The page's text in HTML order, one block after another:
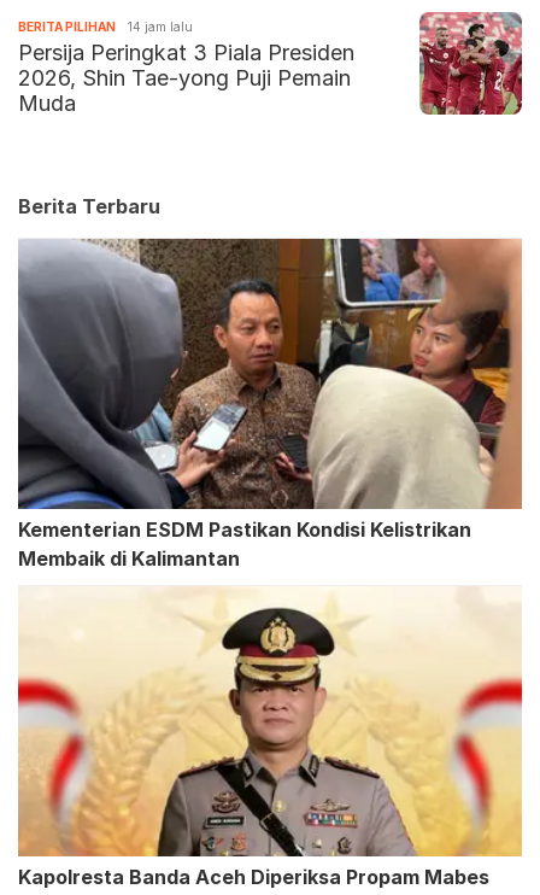
BERITA PILIHAN 14 jam lalu
Persija Peringkat 3 Piala Presiden
2026, Shin Tae-yong Puji Pemain
Muda
Berita Terbaru
Kementerian ESDM Pastikan Kondisi Kelistrikan
Membaik di Kalimantan
Kapolresta Banda Aceh Diperiksa Propam Mabes